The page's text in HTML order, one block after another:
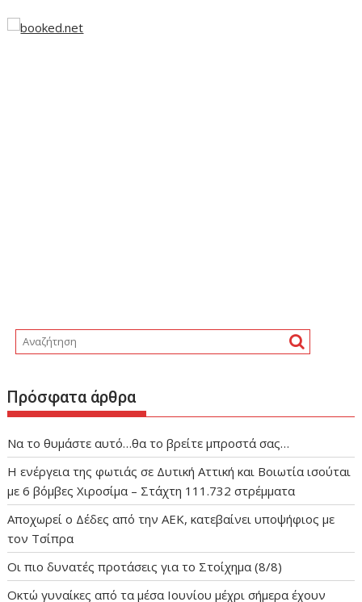
Πρόσφατα άρθρα
Να το θυμάστε αυτό…θα το βρείτε μπροστά σας…
Η ενέργεια της φωτιάς σε Δυτική Αττική και Βοιωτία ισούται
με 6 βόμβες Χιροσίμα – Στάχτη 111.732 στρέμματα
Αποχωρεί ο Δέδες από την ΑΕΚ, κατεβαίνει υποψήφιος με
τον Τσίπρα
Οι πιο δυνατές προτάσεις για το Στοίχημα (8/8)
Οκτώ γυναίκες από τα μέσα Ιουνίου μέχρι σήμερα έχουν